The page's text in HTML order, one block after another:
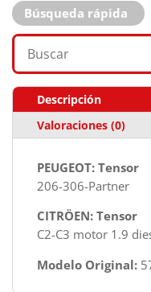
Búsqueda rápida
Descripción
Valoraciones (0)
PEUGEOT: Tensor
206-306-Partner
CITRÖEN: Tensor
C2-C3 motor 1.9
Modelo Original: